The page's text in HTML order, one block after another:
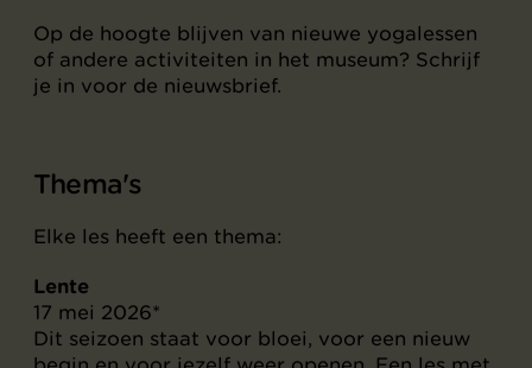
Op de hoogte blijven van nieuwe yogalessen
of andere activiteiten in het museum? Schrijf
je in voor de nieuwsbrief.
Thema's
Elke les heeft een thema:
Lente
17 mei 2026*
Dit seizoen staat voor bloei, voor een nieuw